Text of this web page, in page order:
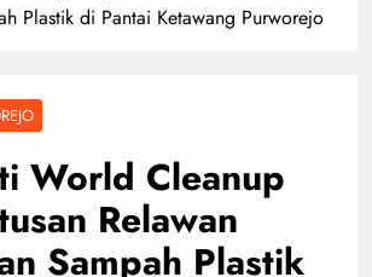
Plastik di Pantai Ketawang Purworejo
World Cleanup
Relawan
Sampah Plastik